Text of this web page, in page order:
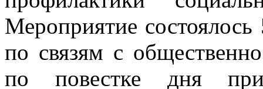
Мероприятие
по связям с
по повестке дня